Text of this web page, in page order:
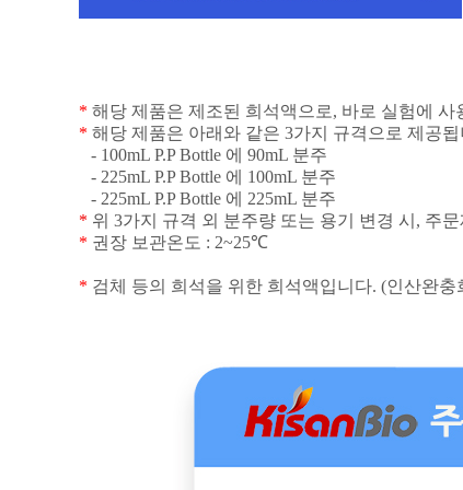
* 해당 제품은 제조된 희석액으로, 바로 실험에
* 해당 제품은 아래와 같은 3가지 규격으로 제공
- 100mL P.P Bottle 에 90mL 분주
- 225mL P.P Bottle 에 100mL 분주
- 225mL P.P Bottle 에 225mL 분주
* 위 3가지 규격 외 분주량 또는 용기 변경 시 , 주
* 권장 보관온도 : 2~25℃
* 검체 등의 희석을 위한 희석액입니다. (인산완충